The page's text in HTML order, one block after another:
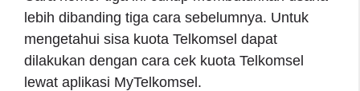
lebih dibanding tiga cara sebelumnya. Untuk
mengetahui sisa kuota Telkomsel dapat
dilakukan dengan cara cek kuota Telkomsel
lewat aplikasi MyTelkomsel.